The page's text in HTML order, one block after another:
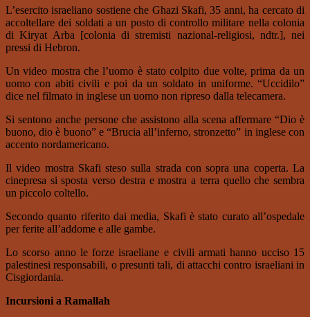
L’esercito israeliano sostiene che Ghazi Skafi, 35 anni, ha cercato di
accoltellare dei soldati a un posto di controllo militare nella colonia
di Kiryat Arba [colonia di stremisti nazional-religiosi, ndtr.], nei
pressi di Hebron.
Un video mostra che l’uomo è stato colpito due volte, prima da un
uomo con abiti civili e poi da un soldato in uniforme. “Uccidilo”
dice nel filmato in inglese un uomo non ripreso dalla telecamera.
Si sentono anche persone che assistono alla scena affermare “Dio è
buono, dio è buono” e “Brucia all’inferno, stronzetto” in inglese con
accento nordamericano.
Il video mostra Skafi steso sulla strada con sopra una coperta. La
cinepresa si sposta verso destra e mostra a terra quello che sembra
un piccolo coltello.
Secondo quanto riferito dai media, Skafi è stato curato all’ospedale
per ferite all’addome e alle gambe.
Lo scorso anno le forze israeliane e civili armati hanno ucciso 15
palestinesi responsabili, o presunti tali, di attacchi contro israeliani in
Cisgiordania.
Incursioni a Ramallah